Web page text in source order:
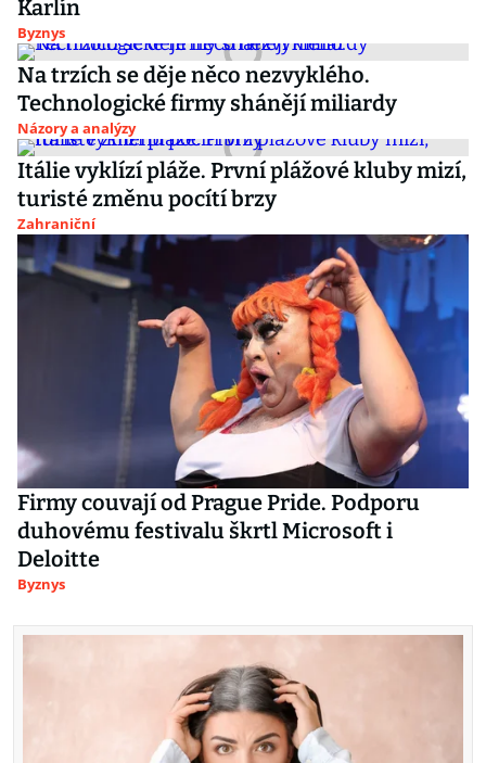
Karlín
Byznys
Na trzích se děje něco nezvyklého.
Technologické firmy shánějí miliardy
Názory a analýzy
Itálie vyklízí pláže. První plážové kluby mizí,
turisté změnu pocítí brzy
Zahraniční
Firmy couvají od Prague Pride. Podporu
duhovému festivalu škrtl Microsoft i
Deloitte
Byznys